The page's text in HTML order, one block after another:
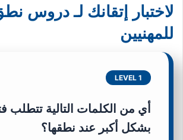
لاختبار إتقانك لـ دروس
للمهنيين
LEVEL 1
أي من الكلمات التالية تتطلب
بشكل أكبر عند نطقها؟